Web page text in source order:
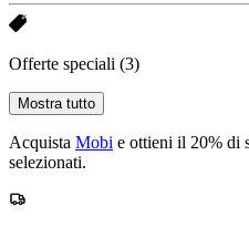
Offerte speciali (3)
Mostra tutto
Acquista Mobi e ottieni il 20% di
selezionati.